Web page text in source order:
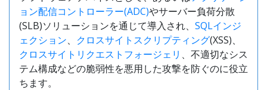
ョン配信コントローラー(ADC)やサーバー負荷分散
(SLB)ソリューションを通じて導入され、 SQLインジ
ェクション、 クロスサイトスクリプティング(XSS)、
クロスサイトリクエストフォージェリ 、不適切なシス
テム構成などの脆弱性を悪用した攻撃を防ぐのに役立
ちます。